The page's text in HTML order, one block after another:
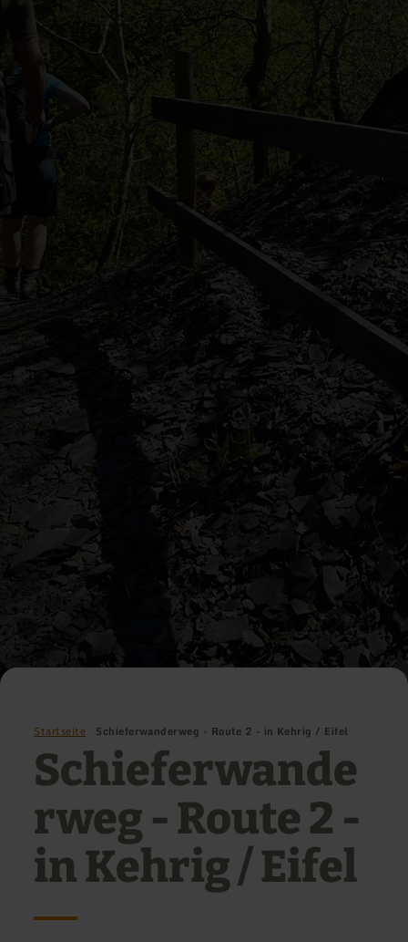
Startseite Schieferwanderweg - Route 2 - in Kehrig / Eifel
Schieferwande
rweg - Route 2 -
in Kehrig / Eifel